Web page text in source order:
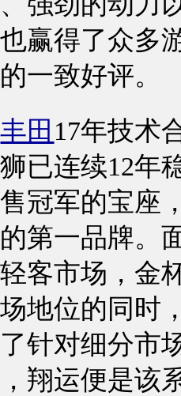
赢得了众多
一致好评。
丰田 17年技术
已连续12年
冠军的宝座
第一品牌。
客市场，金
地位的同时
针对细分市
翔运便是该